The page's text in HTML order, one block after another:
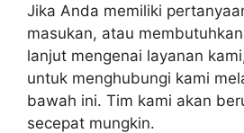
Jika Anda memiliki
masukan, atau
lanjut mengenai layanan
untuk menghubungi kami
bawah ini. Tim kami akan
secepat mungkin.